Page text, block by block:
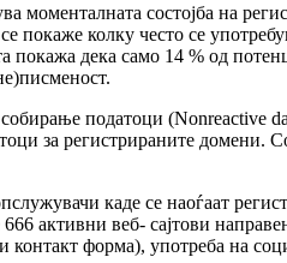
моменталната состојба на
покаже колку често се
покажа дека само 14 % од
податоци
за регистрираните
каде се наоѓаат
активни веб- сајтови
форма), употреба на